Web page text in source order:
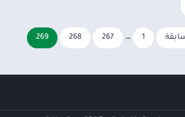
1
…
267
268
269